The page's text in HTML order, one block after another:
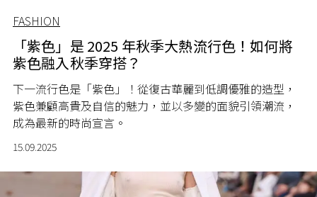
FASHION
「紫色」是 2025 年秋季大熱流行色！如何將
紫色融入秋季穿搭？
下一流行色是「紫色」！從復古華麗到低調優雅的造型，
紫色兼顧高貴及自信的魅力，並以多變的面貌引領潮流，
成為最新的時尚宣言。
15.09.2025